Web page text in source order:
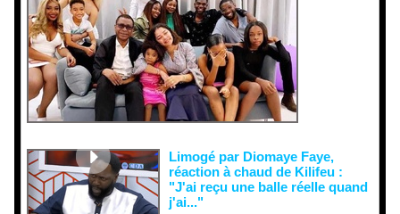
Limogé par Diomaye Faye,
réaction à chaud de Kilifeu :
"J'ai reçu une balle réelle quand
j'ai..."